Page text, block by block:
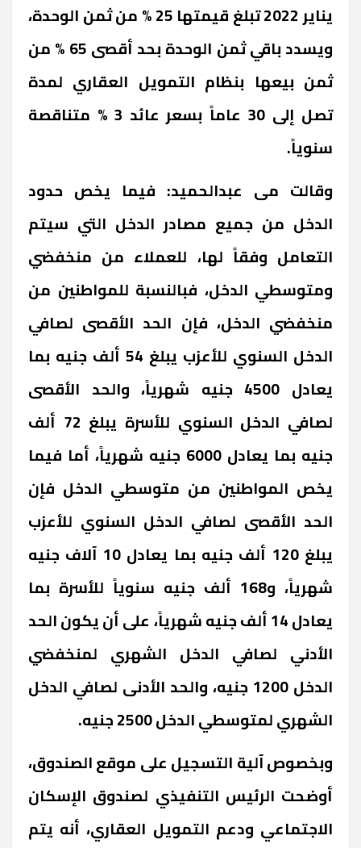
يناير 2022 تبلغ قيمتها 25 % من ثمن الوحدة،
ويسدد باقي ثمن الوحدة بحد أقصى 65 % من
ثمن بيعها بنظام التمويل العقاري لمدة
تصل إلى 30 عاماً بسعر عائد 3 % متناقصة
سنوياً.
وقالت مى عبدالحميد: فيما يخص حدود
الدخل من جميع مصادر الدخل التي سيتم
التعامل وفقاً لها، للعملاء من منخفضي
ومتوسطي الدخل، فبالنسبة للمواطنين من
منخفضي الدخل، فإن الحد الأقصى لصافي
الدخل السنوي للأعزب يبلغ 54 ألف جنيه بما
يعادل 4500 جنيه شهرياً، والحد الأقصى
لصافي الدخل السنوي للأسرة يبلغ 72 ألف
جنيه بما يعادل 6000 جنيه شهرياً، أما فيما
يخص المواطنين من متوسطي الدخل فإن
الحد الأقصى لصافي الدخل السنوي للأعزب
يبلغ 120 ألف جنيه بما يعادل 10 آلاف جنيه
شهرياً، و168 ألف جنيه سنوياً للأسرة بما
يعادل 14 ألف جنيه شهرياً، على أن يكون الحد
الأدني لصافي الدخل الشهري لمنخفضي
الدخل 1200 جنيه، والحد الأدنى لصافي الدخل
الشهري لمتوسطي الدخل 2500 جنيه.
وبخصوص آلية التسجيل على موقع الصندوق،
أوضحت الرئيس التنفيذي لصندوق الإسكان
الاجتماعي ودعم التمويل العقاري، أنه يتم